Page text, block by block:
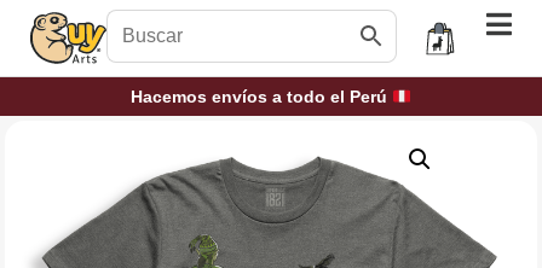
Hacemos envíos a todo el Perú